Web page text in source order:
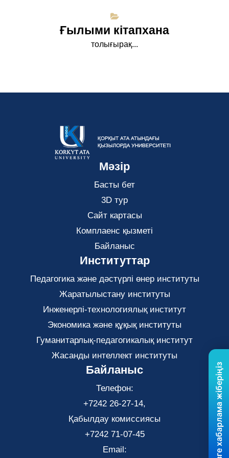
Ғылыми кітапхана
толығырақ...
Мәзір
Басты бет
3D тур
Сайт картасы
Комплаенс қызметі
Байланыс
Институттар
Педагогика және дәстүрлі өнер институты
Жаратылыстану институты
Инженерлі-технологиялық институт
Экономика және құқық институты
Гуманитарлық-педагогикалық институт
Жасанды интеллект институты
Байланыс
Телефон:
+7242 26-27-14,
Қабылдау комиссиясы
+7242 71-07-45
Email:
Бізге хабарлама жіберіңіз